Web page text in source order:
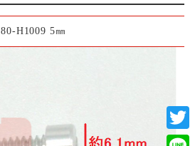
80-H1009 5㎜